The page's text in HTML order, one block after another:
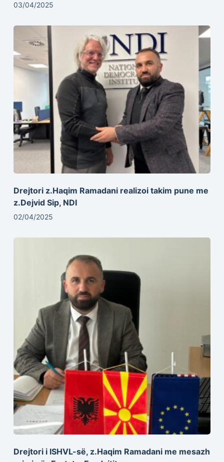
03/04/2025
Drejtori z.Haqim Ramadani realizoi takim pune me
z.Dejvid Sip, NDI
02/04/2025
Drejtori i ISHVL-së, z.Haqim Ramadani me mesazh